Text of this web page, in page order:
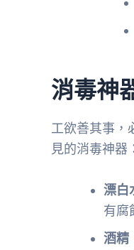
消毒神
工欲善其事，
見的消毒神器
漂白
有腐
酒精